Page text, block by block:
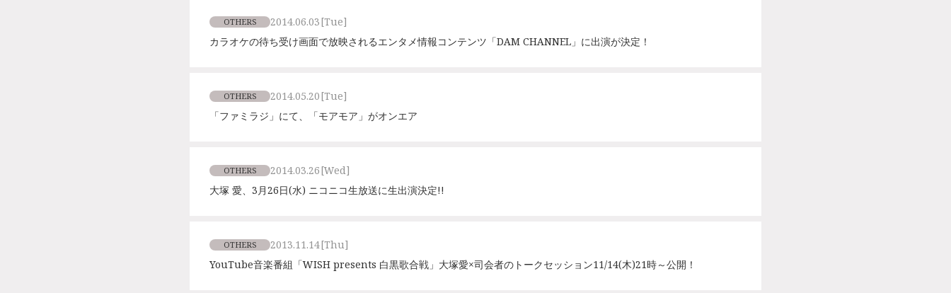
OTHERS 2014.06.03[Tue]
カラオケの待ち受け画面で放映されるエンタメ情報コンテンツ「DAM CHANNEL」に出演が決定！
OTHERS 2014.05.20[Tue]
「ファミラジ」にて、「モアモア」がオンエア
OTHERS 2014.03.26[Wed]
大塚 愛、3月26日(水) ニコニコ生放送に生出演決定!!
OTHERS 2013.11.14[Thu]
YouTube音楽番組「WISH presents 白黒歌合戦」大塚愛×司会者のトークセッション11/14(木)21時～公開！